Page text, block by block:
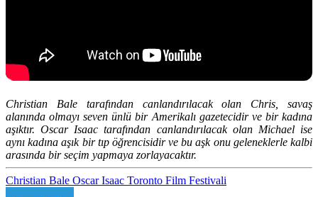
Christian Bale tarafından canlandırılacak olan Chris, savaş
alanında olmayı seven ünlü bir Amerikalı gazetecidir ve bir kadına
aşıktır. Oscar Isaac tarafından canlandırılacak olan Michael ise
aynı kadına aşık bir tıp öğrencisidir ve bu aşk onu geleneklerle kalbi
arasında bir seçim yapmaya zorlayacaktır.
Christian Bale Oscar Isaac Toronto Film Festivali